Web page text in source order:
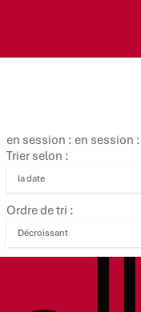
en session : en session :
Trier selon :
Ordre de tri :